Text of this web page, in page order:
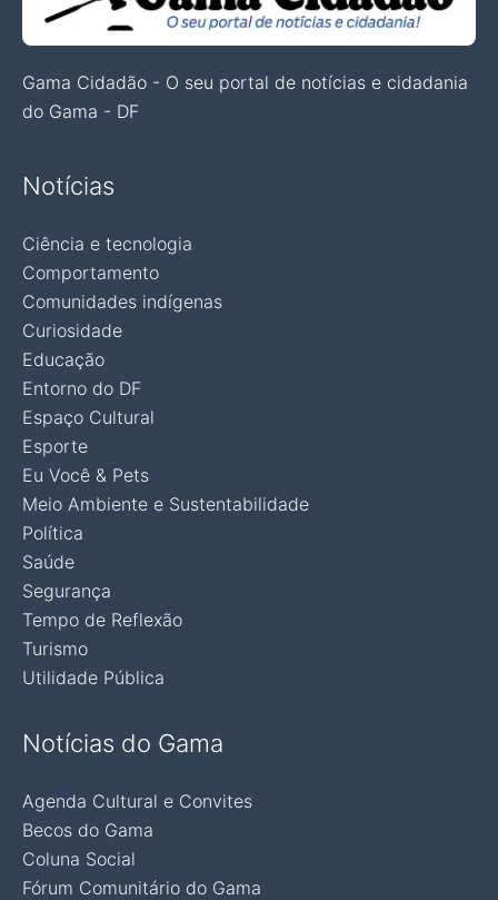
Gama Cidadão - O seu portal de notícias e cidadania
do Gama - DF
Notícias
Ciência e tecnologia
Comportamento
Comunidades indígenas
Curiosidade
Educação
Entorno do DF
Espaço Cultural
Esporte
Eu Você & Pets
Meio Ambiente e Sustentabilidade
Política
Saúde
Segurança
Tempo de Reflexão
Turismo
Utilidade Pública
Notícias do Gama
Agenda Cultural e Convites
Becos do Gama
Coluna Social
Fórum Comunitário do Gama